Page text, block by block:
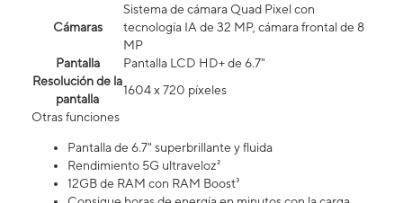
Cámaras
Sistema de cámara Quad Pixel con
tecnología IA de 32 MP, cámara frontal de 8
MP
Pantalla
Pantalla LCD HD+ de 6.7"
Resolución de la
pantalla
1604 x 720 píxeles
Otras funciones
Pantalla de 6.7" superbrillante y fluida
Rendimiento 5G ultraveloz²
12GB de RAM con RAM Boost³